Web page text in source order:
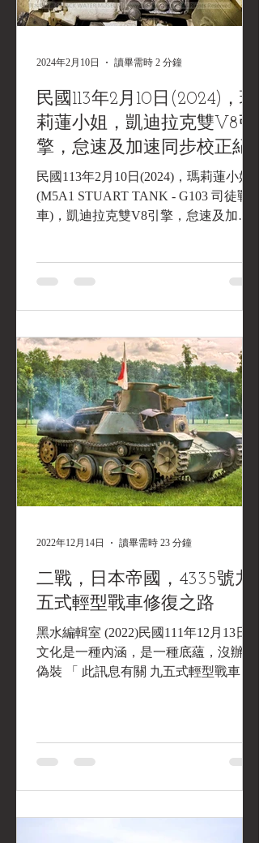
底解決油路阻塞隱患，讓這台二戰老兵
重獲順暢油路，相信這台 GPW 未來能
Record】1942 Ford GPW 1/4 Ton Jeep —
December 7, 2025 Vehicle Hist
民國113年2月10日(2024)，瑪
莉蓮小姐，凱迪拉克雙V8引
擎，怠速及加速同步校正紀
錄
民國113年2月10日(2024)，瑪莉蓮小姐
(M5A1 STUART TANK - G103 司徒戰
車)，凱迪拉克雙V8引擎，怠速及加速
2024年2月10日 讀畢需時 2 分鐘
二戰，日本帝國，4335號九
五式輕型戰車修復之路
黑水編輯室 (2022)民國111年12月13日
文化是一種內涵，是一種底蘊，沒辦法
偽裝 「 此訊息有關 九五式輕型戰車 ，
2022年12月14日 讀畢需時 23 分鐘